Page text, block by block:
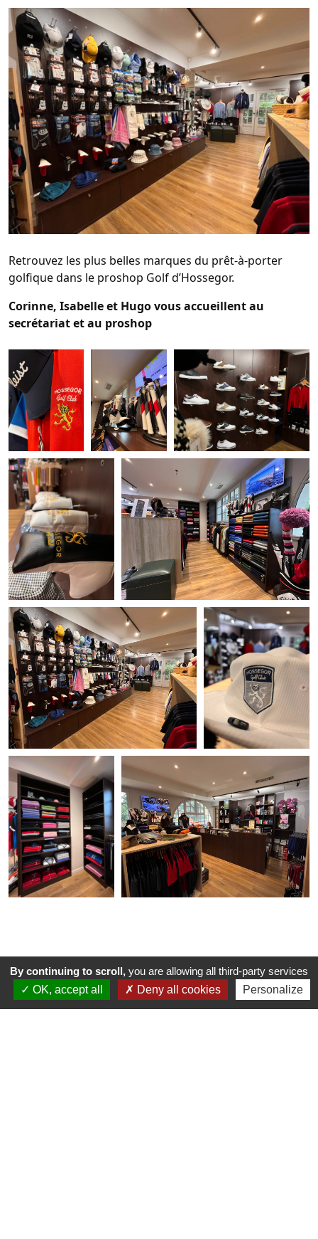
Retrouvez les plus belles marques du prêt-à-porter
golfique dans le proshop Golf d’Hossegor.
Corinne, Isabelle et Hugo vous accueillent au
secrétariat et au proshop
By continuing to scroll, you are allowing all third-party services
OK, accept all
Deny all cookies Personalize